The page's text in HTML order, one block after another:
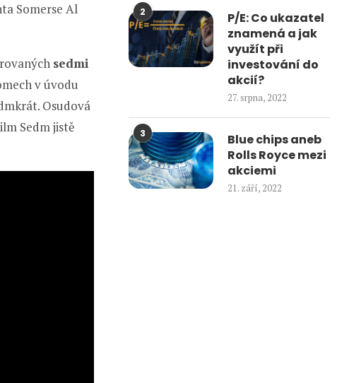
Somerse Al
sedmi
v úvodu
Osudová
Sedm jistě
2
P/E: Co ukazatel
znamená a jak
využít při
investování do
akcií?
27. srpna, 2022
3
Blue chips aneb
Rolls Royce mezi
akciemi
21. září, 2022